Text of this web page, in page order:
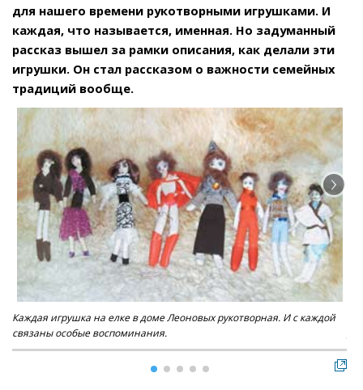
для нашего времени рукотворными игрушками. И
каждая, что называется, именная. Но задуманный
рассказ вышел за рамки описания, как делали эти
игрушки. Он стал рассказом о важности семейных
традиций вообще.
Каждая игрушка на елке в доме Леоновых рукотворная. И с каждой
связаны особые воспоминания.